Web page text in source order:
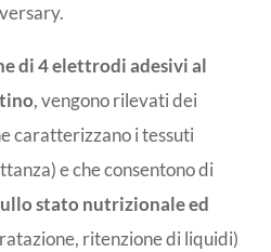
di 4 elettrodi adesivi al
, vengono rilevati dei
caratterizzano i tessuti
e che consentono di
stato nutrizionale ed
ritenzione di liquidi)